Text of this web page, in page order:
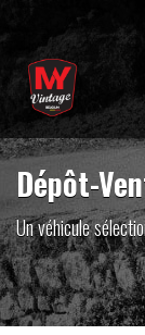
Dépôt-
Un véhicule